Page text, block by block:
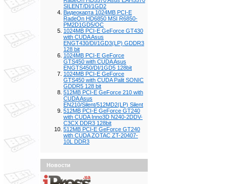
SILENT/DI/1GD2
Видеокарта 1024MB PCI-E
RadeOn HD6850 MSI R6850-
PM2D1GD5/OC
1024MB PCI-E GeForce GT430
with CUDA Asus
ENGT430/DI/1GD3(LP) GDDR3
128 bit
1024MB PCI-E GeForce
GTS450 with CUDA Asus
ENGTS450/DI/1GD5 128bit
1024MB PCI-E GeForce
GTS450 with CUDA Palit SONIC
GDDR5 128 bit
512MB PCI-E GeForce 210 with
CUDA Asus
EN210/Silent/512MD2(LP) Silent
512MB PCI-E GeForce GT240
with CUDA Inno3D N240-2DDV-
C3CX DDR3 128bit
512MB PCI-E GeForce GT240
with CUDA ZOTAC ZT-20407-
10L DDR3
Новости